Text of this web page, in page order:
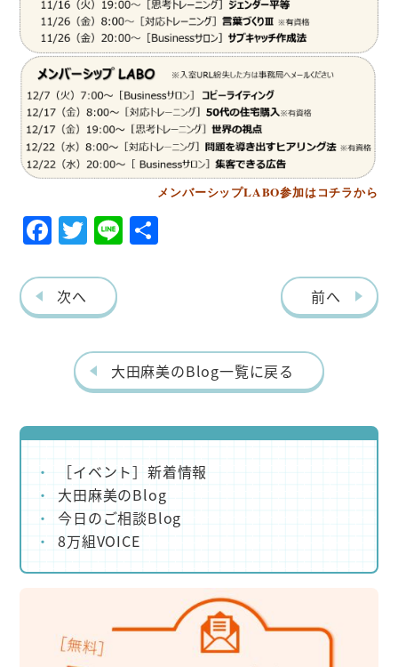
メンバーシップLABO参加はコチラから
F
eb
o
T
itt
er
Li
次へ 前へ
大田麻美のBlog一覧に戻る
［イベント］新着情報
大田麻美のBlog
今日のご相談Blog
8万組VOICE